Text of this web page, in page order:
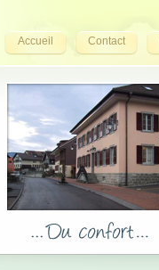
Accueil Contact